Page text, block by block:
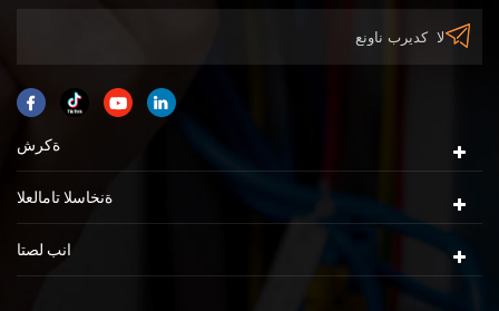
ةكرش
ةنخاسلا تامالعلا
انب لصتا